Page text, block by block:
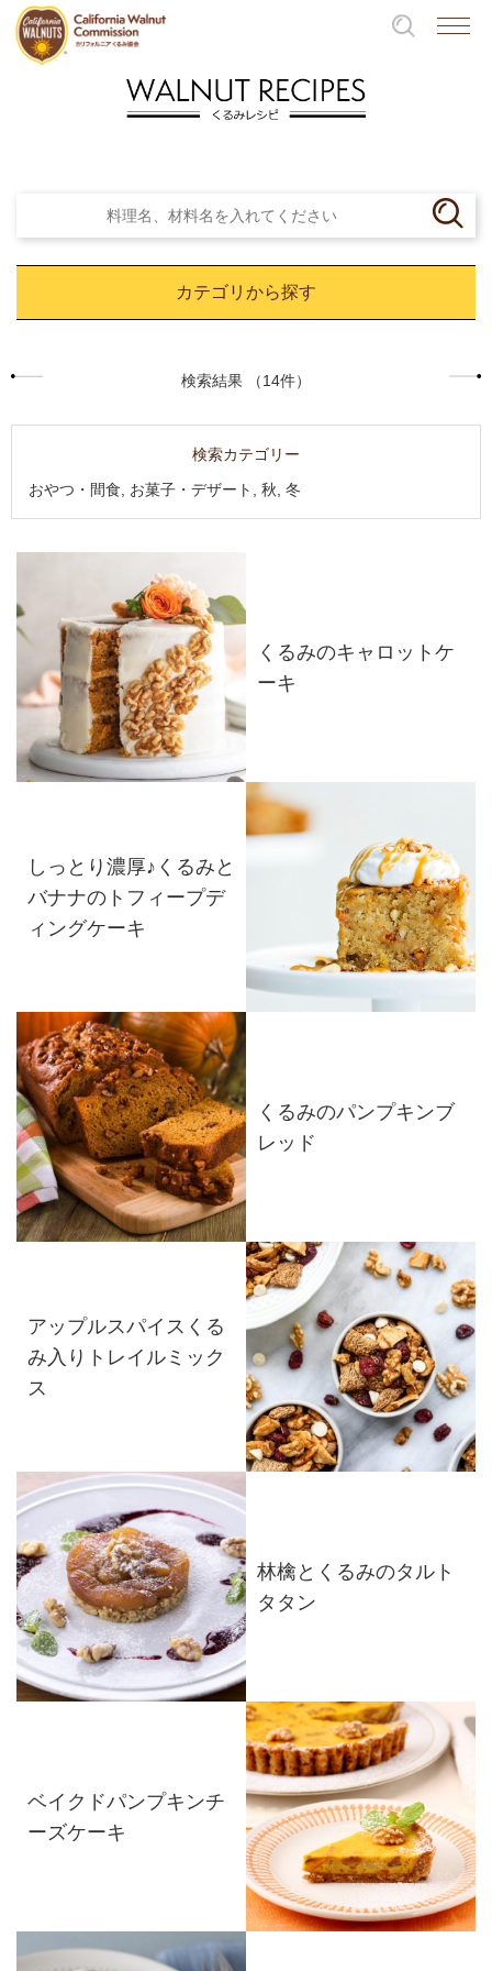
カテゴリから探す
検索結果 （14件）
検索カテゴリー
おやつ・間食, お菓子・デザート, 秋, 冬
くるみのキャロットケ
ーキ
しっとり濃厚♪くるみと
バナナのトフィープデ
ィングケーキ
くるみのパンプキンブ
レッド
アップルスパイスくる
み入りトレイルミック
ス
林檎とくるみのタルト
タタン
ベイクドパンプキンチ
ーズケーキ